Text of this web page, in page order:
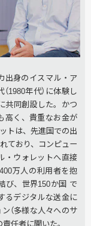
出身のイスマル・ア
1980年代）に体験し
共同創設した。かつ
高く、貴重なお金が
トは、先進国での出
ており、コンピュー
・ウォレットへ直接
万人の利用者を抱
び、世界150か国 で
るデジタルな送金に
（多様な人々へのサ
任者に聞いた。